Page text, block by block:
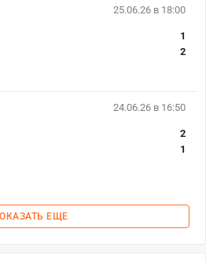
25.06.26 в 18:00
1
2
24.06.26 в 16:50
2
1
ЕЩЕ